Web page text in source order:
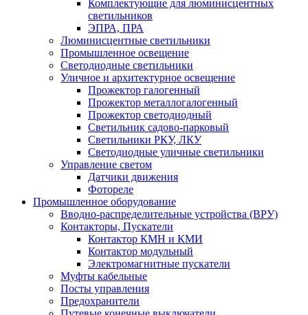
Комплектующие для люминисцентных
светильников
ЭПРА, ПРА
Люминисцентные светильники
Промышленное освещение
Светодиодные светильники
Уличное и архитектурное освещение
Прожектор галогенный
Прожектор металлогалогенный
Прожектор светодиодный
Светильник садово-парковый
Светильники РКУ, ЛКУ
Светодиодные уличные светильники
Управление светом
Датчики движения
Фотореле
Промышленное оборудование
Вводно-распределительные устройства (ВРУ)
Контакторы, Пускатели
Контактор КМН и КМИ
Контактор модульный
Электромагнитные пускатели
Муфты кабельные
Посты управления
Предохранители